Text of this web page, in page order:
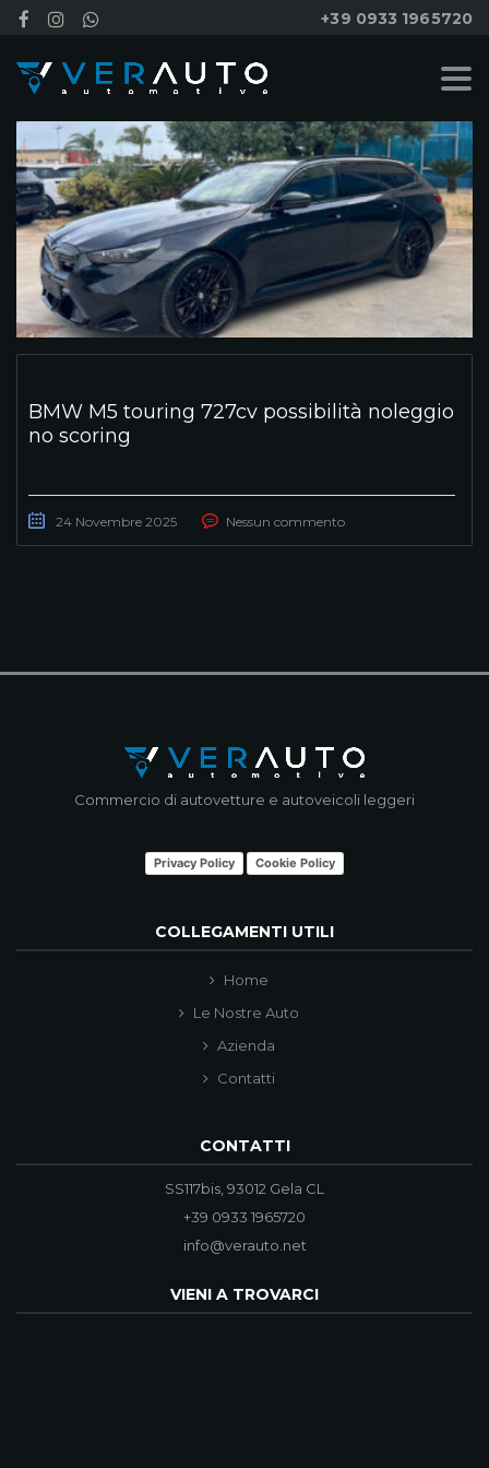
+39 0933 1965720
BMW M5 touring 727cv possibilità noleggio
no scoring
24 Novembre 2025 Nessun commento
Commercio di autovetture e autoveicoli leggeri
Privacy Policy Cookie Policy
COLLEGAMENTI UTILI
Home
Le Nostre Auto
Azienda
Contatti
CONTATTI
SS117bis, 93012 Gela CL
+39 0933 1965720
info@verauto.net
VIENI A TROVARCI